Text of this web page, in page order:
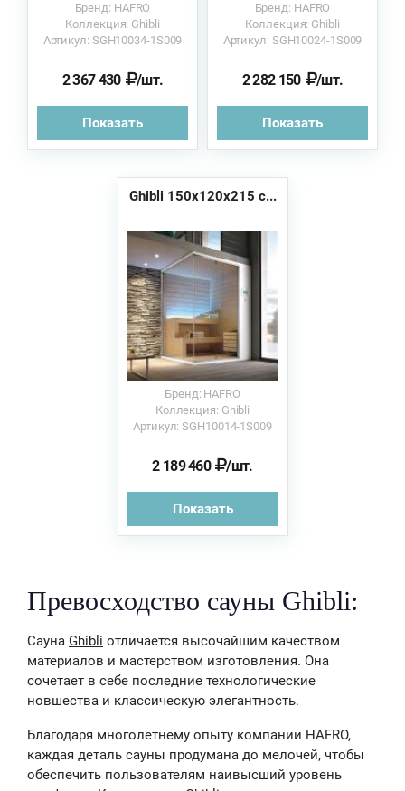
Бренд: HAFRO
Коллекция: Ghibli
Артикул: SGH10034-1S009
2 367 430 /шт.
Показать
Бренд: HAFRO
Коллекция: Ghibli
Артикул: SGH10024-1S009
2 282 150 /шт.
Показать
Ghibli 150x120x215 с...
Бренд: HAFRO
Коллекция: Ghibli
Артикул: SGH10014-1S009
2 189 460 /шт.
Показать
Превосходство сауны Ghibli:
Сауна Ghibli отличается высочайшим качеством
материалов и мастерством изготовления. Она
сочетает в себе последние технологические
новшества и классическую элегантность.
Благодаря многолетнему опыту компании HAFRO,
каждая деталь сауны продумана до мелочей, чтобы
обеспечить пользователям наивысший уровень